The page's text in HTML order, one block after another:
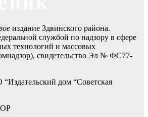
издание Здвинского района.
службой по надзору в сфере
технологий и массовых
свидетельство Эл № ФС77-
дом “Советская